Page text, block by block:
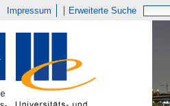
Impressum Erweiterte Suche